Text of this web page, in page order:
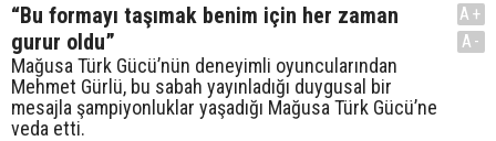
“Bu formayı taşımak benim için her zaman
gurur oldu”
Mağusa Türk Gücü’nün deneyimli oyuncularından
Mehmet Gürlü, bu sabah yayınladığı duygusal bir
mesajla şampiyonluklar yaşadığı Mağusa Türk Gücü’ne
veda etti.
A+
A-